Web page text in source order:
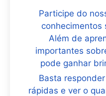
Participe do
conhecimentos
Além de
importantes
pode ganhar
Basta
rápidas e ver o